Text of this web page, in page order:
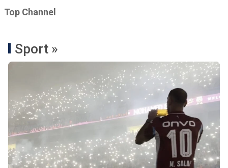
Top Channel
Sport »